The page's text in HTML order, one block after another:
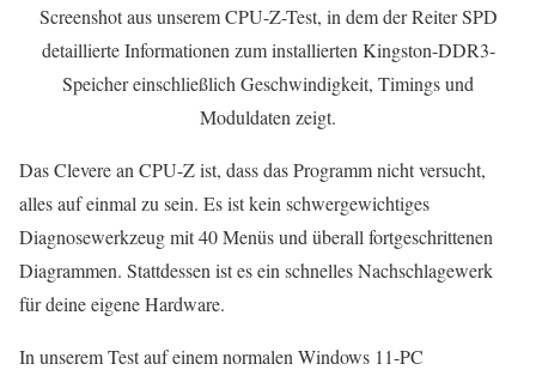
Screenshot aus unserem CPU-Z-Test, in dem der Reiter SPD
detaillierte Informationen zum installierten Kingston-DDR3-
Speicher einschließlich Geschwindigkeit, Timings und
Moduldaten zeigt.
Das Clevere an CPU-Z ist, dass das Programm nicht versucht,
alles auf einmal zu sein. Es ist kein schwergewichtiges
Diagnosewerkzeug mit 40 Menüs und überall fortgeschrittenen
Diagrammen. Stattdessen ist es ein schnelles Nachschlagewerk
für deine eigene Hardware.
In unserem Test auf einem normalen Windows 11-PC